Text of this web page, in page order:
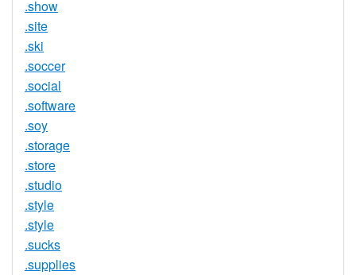
.show
.site
.ski
.soccer
.social
.software
.soy
.storage
.store
.studio
.style
.style
.sucks
.supplies